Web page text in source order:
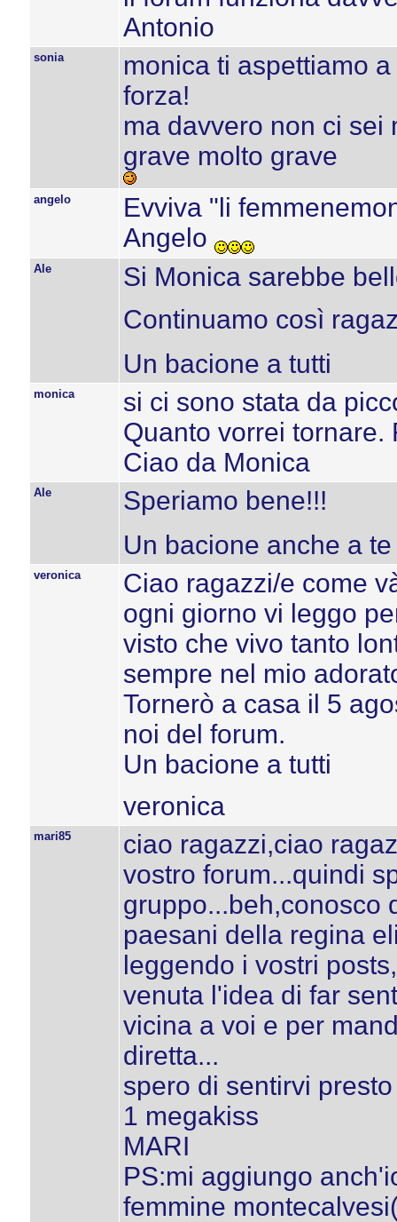
Antonio
sonia
monica ti aspettiamo
forza!
ma davvero non ci sei
grave molto grave
angelo
Evviva "li
Angelo
Ale
Si Monica sarebbe
Continuamo così
Un bacione a tutti
monica
si ci sono stata da
Quanto vorrei tornare.
Ciao da Monica
Ale
Speriamo bene!!!
Un bacione anche a
veronica
Ciao ragazzi/e come
ogni giorno vi leggo
visto che vivo tanto
sempre nel mio
Tornerò a casa il 5
noi del forum.
Un bacione a tutti
veronica
mari85
ciao ragazzi,ciao
vostro forum...quindi
gruppo...beh,conosco
paesani della regina
leggendo i vostri
venuta l'idea di far
vicina a voi e per
diretta...
spero di sentirvi presto
1 megakiss
MARI
PS:mi aggiungo
femmine